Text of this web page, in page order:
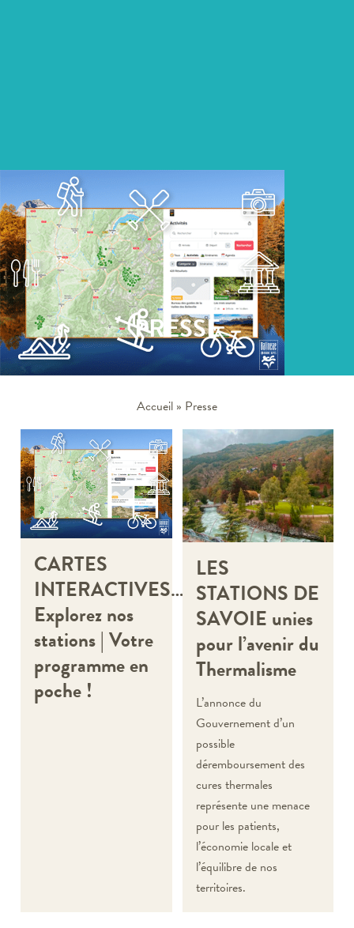
PRESSE
Accueil » Presse
CARTES
INTERACTIVES…
Explorez nos
stations | Votre
programme en
poche !
LES
STATIONS DE
SAVOIE unies
pour l’avenir du
Thermalisme
L’annonce du
Gouvernement d’un
possible
déremboursement des
cures thermales
représente une menace
pour les patients,
l’économie locale et
l’équilibre de nos
territoires.